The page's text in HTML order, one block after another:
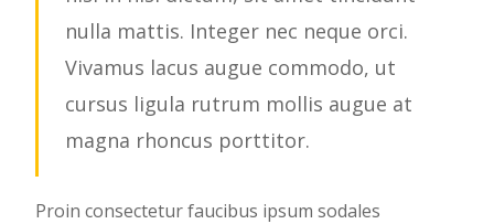
nulla mattis. Integer nec neque orci.
Vivamus lacus augue commodo, ut
cursus ligula rutrum mollis augue at
magna rhoncus porttitor.
Proin consectetur faucibus ipsum sodales